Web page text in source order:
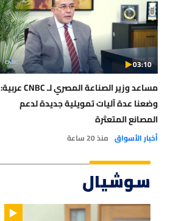
03:10
مساعد وزير الصناعة المصري لـ CNBC عربية:
وضعنا عدة آليات تمويلية جديدة لدعم
المصانع المتعثرة
أخبار الأسواق منذ 20 ساعة
سوشيال